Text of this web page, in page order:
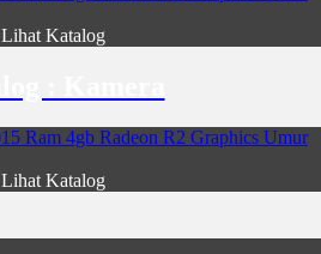
Lihat Katalog
Lihat Katalog